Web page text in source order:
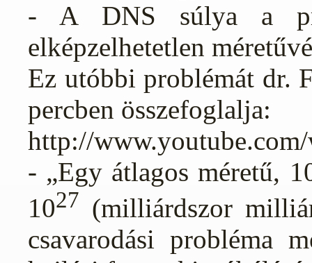
- A DNS súlya a
elképzelhetetlen
Ez utóbbi problémát dr.
percben összefoglalja:
http://
- „Egy átlagos méretű,
1027 (milliárdszor
csavarodási probléma